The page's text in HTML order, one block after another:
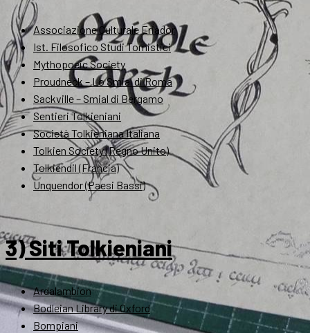
Associazione Culturale Eriador
Ist. Filosofico Studi Tomistici
Mythopoeic Society
Proudneck – Lo Smial di Roma
Sackville – Smial di Bergamo
Sentieri Tolkieniani
Società Tolkieniana Italiana
Tolkien Society (Regno Unito)
Tolkiendil (Francia)
Unquendor (Paesi Bassi)
3) Siti Tolkieniani
Ardalambion
Bodleian Library di Oxford
Bompiani